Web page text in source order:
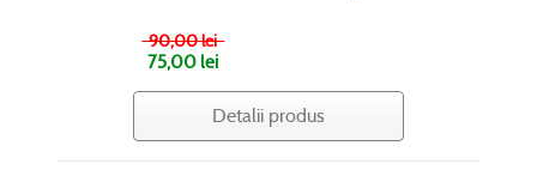
90,00 lei
75,00 lei
Detalii produs